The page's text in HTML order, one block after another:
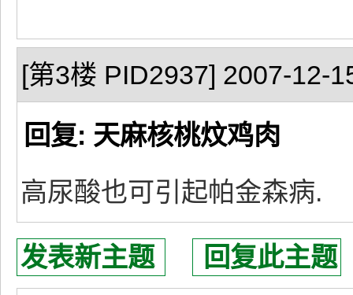
[第3楼 PID2937] 2007-12-
回复: 天麻核桃炆鸡肉
高尿酸也可引起帕金森病.
发表新主题 回复此主题